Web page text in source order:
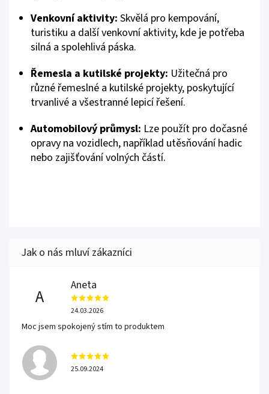
Venkovní aktivity: Skvělá pro kempování,
turistiku a další venkovní aktivity, kde je potřeba
silná a spolehlivá páska.
Řemesla a kutilské projekty: Užitečná pro
různé řemeslné a kutilské projekty, poskytující
trvanlivé a všestranné lepicí řešení.
Automobilový průmysl: Lze použít pro dočasné
opravy na vozidlech, například utěsňování hadic
nebo zajišťování volných částí.
A
Aneta
24.03.2026
Moc jsem spokojený stím to produktem
25.09.2024